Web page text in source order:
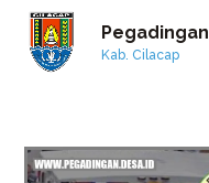
Pegadingan
Kab. Cilacap